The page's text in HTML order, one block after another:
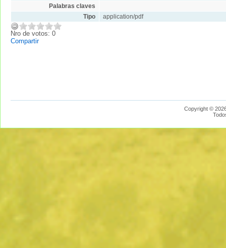
Palabras claves
Tipo
application/pdf
Nro de votos: 0
Compartir
Copyright ©